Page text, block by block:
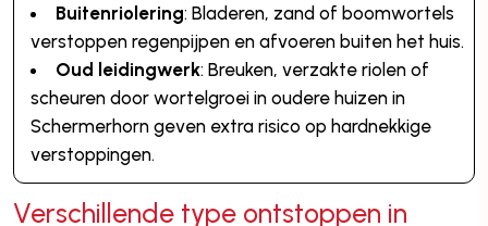
Buitenriolering: Bladeren, zand of boomwortels
verstoppen regenpijpen en afvoeren buiten het huis.
Oud leidingwerk: Breuken, verzakte riolen of
scheuren door wortelgroei in oudere huizen in
Schermerhorn geven extra risico op hardnekkige
verstoppingen.
Verschillende type ontstoppen in